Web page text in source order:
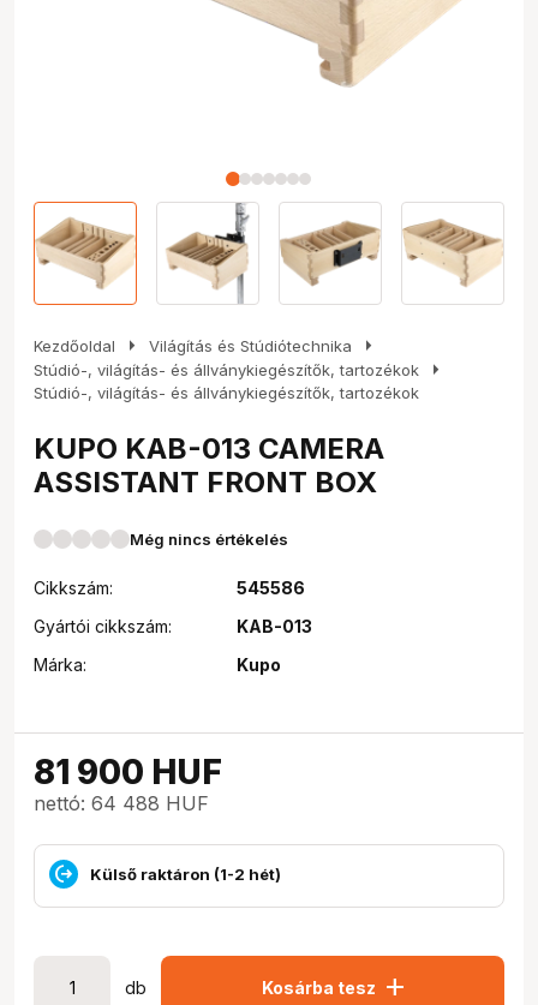
Kezdőoldal arrow_right Világítás és Stúdiótechnika arrow_right
Stúdió-, világítás- és állványkiegészítők, tartozékok arrow_right
Stúdió-, világítás- és állványkiegészítők, tartozékok
KUPO KAB-013 CAMERA
ASSISTANT FRONT BOX
Még nincs értékelés
Cikkszám:
545586
Gyártói cikkszám:
KAB-013
Márka:
Kupo
81 900 HUF
nettó: 64 488 HUF
Külső raktáron (1-2 hét)
db Kosárba tesz add